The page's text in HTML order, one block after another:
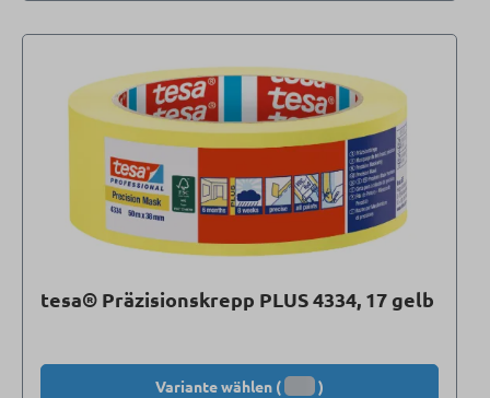
tesa® Präzisionskrepp PLUS 4334, 17 gelb
Variante wählen ( )